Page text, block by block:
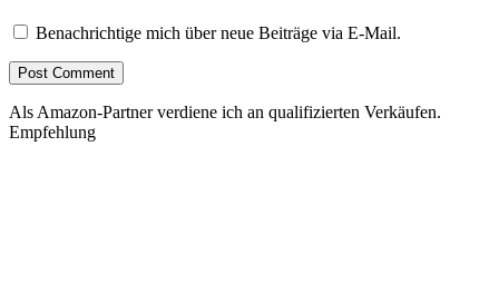
Benachrichtige mich über neue Beiträge via E-Mail.
Als Amazon-Partner verdiene ich an qualifizierten Verkäufen.
Empfehlung